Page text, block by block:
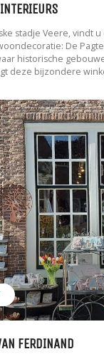
stadje Veere, vindt
De
historische
deze bijzondere
FERDINAND